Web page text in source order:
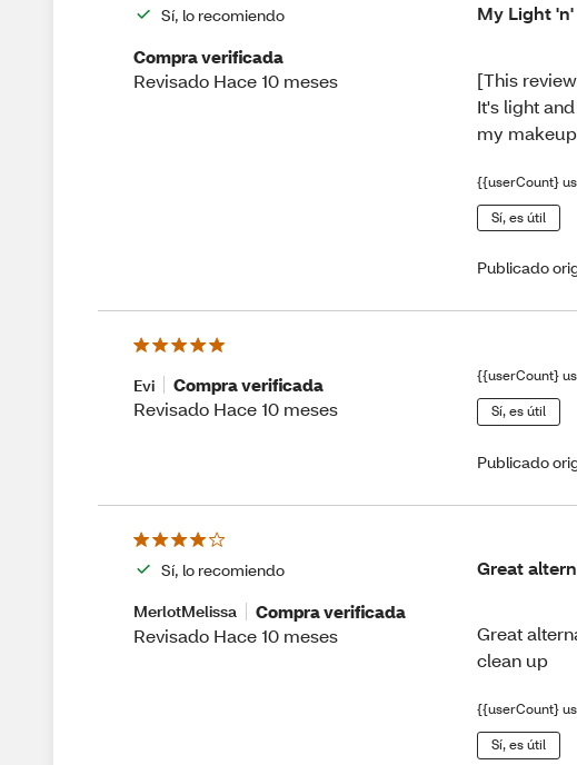
Sí, lo recomiendo
Compra verificada
Revisado Hace 10 meses
My Light
[This
It's light
my
{{userCount}
Sí, es útil
Publicado
Evi Compra verificada
Revisado Hace 10 meses
{{userCount}
Sí, es útil
Publicado
Sí, lo recomiendo
MerlotMelissa
Compra verificada
Revisado Hace 10 meses
Great
Great
clean up
{{userCount}
Sí, es útil